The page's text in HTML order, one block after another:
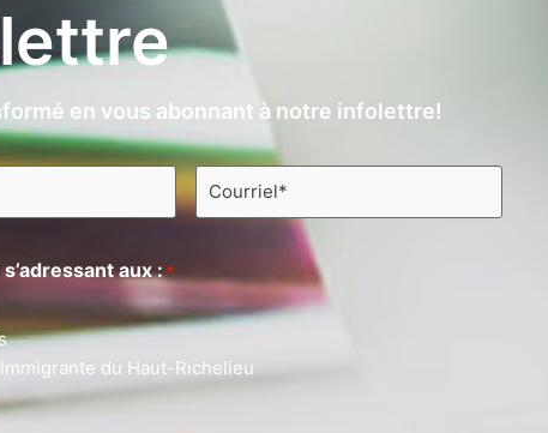
en vous abonnant à notre infolettre!
Courriel
aux :*
du Haut-Richelieu